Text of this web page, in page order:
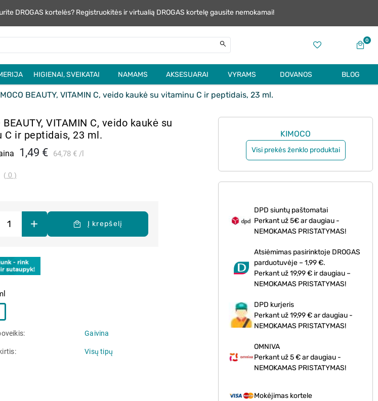
DROGAS kortelės? Registruokitės ir virtualią DROGAS kortelę gausite nemokamai!
0
HIGIENAI, SVEIKATAI NAMAMS AKSESUARAI VYRAMS DOVANOS BLOG
BEAUTY, VITAMIN C, veido kaukė su vitaminu C ir peptidais, 23 ml.
BEAUTY, VITAMIN C, veido kaukė su
C ir peptidais, 23 ml.
1,49 € 64,78 € l
( 0 )
+ Į krepšelį
Gaivina
Visų tipų
KIMOCO
Visi prekės ženklo produktai
DPD siuntų paštomatai
Perkant už 5€ ar daugiau -
NEMOKAMAS PRISTATYMAS!
Atsiėmimas pasirinktoje DROGAS
parduotuvėje – 1,99 €.
Perkant už 19,99 € ir daugiau –
NEMOKAMAS PRISTATYMAS!
DPD kurjeris
Perkant už 19,99 € ar daugiau -
NEMOKAMAS PRISTATYMAS!
OMNIVA
Perkant už 5 € ar daugiau -
NEMOKAMAS PRISTATYMAS!
Mokėjimas kortele